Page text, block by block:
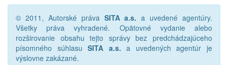
© 2011, Autorské práva SITA a.s. a uvedené agentúry.
Všetky práva vyhradené. Opätovné vydanie alebo
rozširovanie obsahu tejto správy bez predchádzajúceho
písomného súhlasuSITA a.s. a uvedených agentúr je
výslovne zakázané.